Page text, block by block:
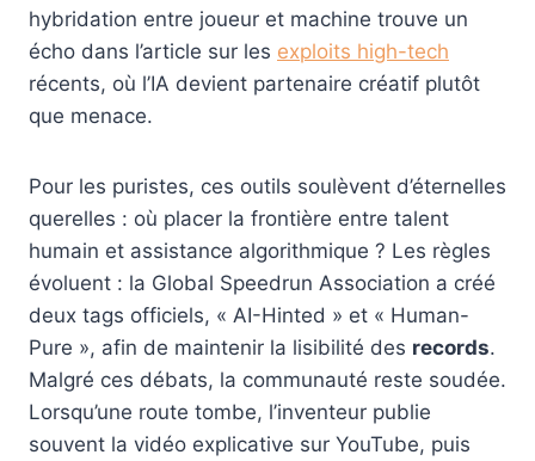
hybridation entre joueur et machine trouve un
écho dans l’article sur les exploits high-tech
récents, où l’IA devient partenaire créatif plutôt
que menace.
Pour les puristes, ces outils soulèvent d’éternelles
querelles : où placer la frontière entre talent
humain et assistance algorithmique ? Les règles
évoluent : la Global Speedrun Association a créé
deux tags officiels, « AI-Hinted » et « Human-
Pure », afin de maintenir la lisibilité des records.
Malgré ces débats, la communauté reste soudée.
Lorsqu’une route tombe, l’inventeur publie
souvent la vidéo explicative sur YouTube, puis